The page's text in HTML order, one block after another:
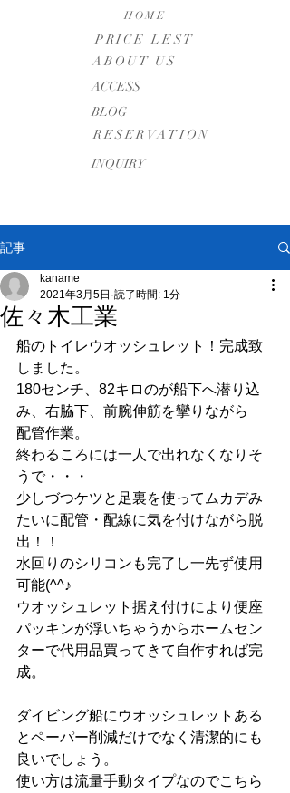
HOME
PRICE LEST
ABOUT US
​ACCESS
BLOG
RESERVATION
INQUIRY
記事
佐々木工業
kaname
2021年3月5日 読了時間: 1分
船のトイレウオッシュレット！完成致
しました。
180センチ、82キロのが船下へ潜り込
み、右脇下、前腕伸筋を攣りながら
配管作業。
終わるころには一人で出れなくなりそ
うで・・・
少しづつケツと足裏を使ってムカデみ
たいに配管・配線に気を付けながら脱
出！！
水回りのシリコンも完了し一先ず使用
可能(^^♪
ウオッシュレット据え付けにより便座
パッキンが浮いちゃうからホームセン
ターで代用品買ってきて自作すれば完
成。
ダイビング船にウオッシュレットある
とペーパー削減だけでなく清潔的にも
良いでしょう。
使い方は流量手動タイプなのでこちら